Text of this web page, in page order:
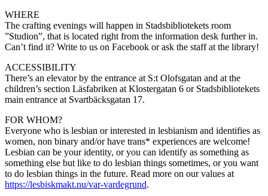
WHERE
The crafting evenings will happen in Stadsbibliotekets room
”Studion”, that is located right from the information desk further in.
Can’t find it? Write to us on Facebook or ask the staff at the library!
ACCESSIBILITY
There’s an elevator by the entrance at S:t Olofsgatan and at the
children’s section Läsfabriken at Klostergatan 6 or Stadsbibliotekets
main entrance at Svartbäcksgatan 17.
FOR WHOM?
Everyone who is lesbian or interested in lesbianism and identifies as
women, non binary and/or have trans* experiences are welcome!
Lesbian can be your identity, or you can identify as something as
something else but like to do lesbian things sometimes, or you want
to do lesbian things in the future. Read more on our values at
https://lesbiskmakt.nu/var-vardegrund.